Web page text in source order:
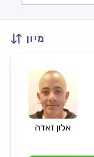
מיון
אלון זאדה